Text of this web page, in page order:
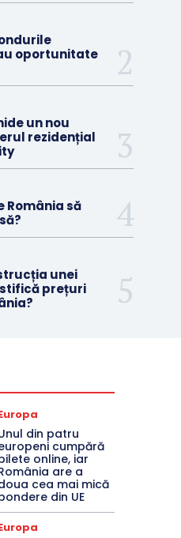
oportunitate
un nou
rezidențial
România să
unei
prețuri
din patru
cumpără
online, iar
are a
cea mai mică
din UE